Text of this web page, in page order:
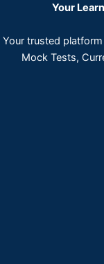
Your
Your trusted
Mock Tests,